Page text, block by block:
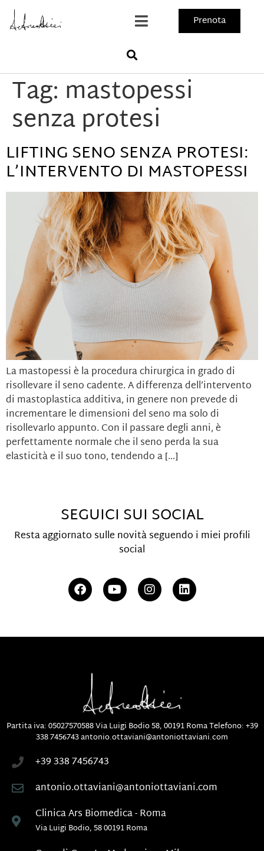
Prenota
Tag: mastopessi
senza protesi
LIFTING SENO SENZA PROTESI:
L’INTERVENTO DI MASTOPESSI
La mastopessi è la procedura chirurgica in grado di
risollevare il seno cadente. A differenza dell’intervento
di mastoplastica additiva, in genere non prevede di
incrementare le dimensioni del seno ma solo di
risollevarlo appunto. Con il passare degli anni, è
perfettamente normale che il seno perda la sua
elasticità e il suo tono, tendendo a […]
SEGUICI SUI SOCIAL
Resta aggiornato sulle novità seguendo i miei profili
social
Partita iva: 05027570588Via Luigi Bodio 58, 00191 RomaTelefono:+39
338 7456743antonio.ottaviani@antoniottaviani.com
+39 338 7456743
antonio.ottaviani@antoniottaviani.com
Clinica Ars Biomedica - Roma
Via Luigi Bodio, 58 00191 Roma